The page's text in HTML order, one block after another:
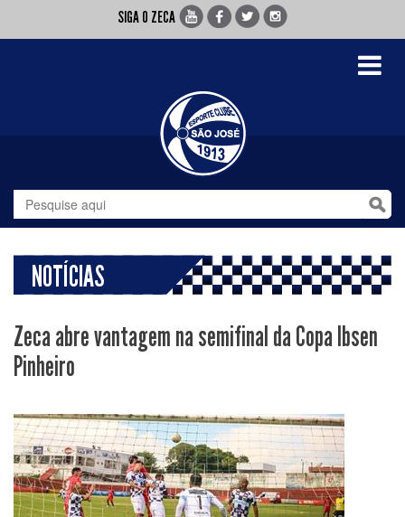
SIGA O ZECA
Toggle
NOTÍCIAS
Zeca abre vantagem na semifinal da Copa Ibsen
Pinheiro